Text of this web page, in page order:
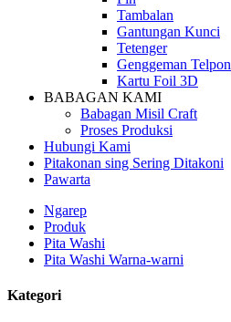
Tambalan
Gantungan Kunci
Tetenger
Genggeman Telpon
Kartu Foil 3D
BABAGAN KAMI
Babagan Misil Craft
Proses Produksi
Hubungi Kami
Pitakonan sing Sering Ditakoni
Pawarta
Ngarep
Produk
Pita Washi
Pita Washi Warna-warni
Kategori